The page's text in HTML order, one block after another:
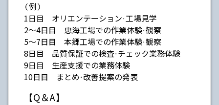
（例）
1日目 オリエンテーション・工場見学
2～4日目 忠海工場での作業体験・観察
5～7日目 本郷工場での作業体験・観察
8日目 品質保証での検査・チェック業務体験
9日目 生産支援での業務体験
10日目 まとめ・改善提案の発表
【Q＆A】